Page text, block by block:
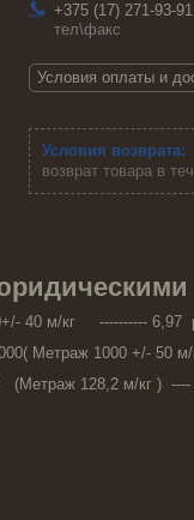
+375 (17) 271-93-91
тел\факс
Условия оплаты и
возврат товара в
40 м/кг ---------- 6,97
Метраж 1000 +/- 50 м/
(Метраж 128,2 м/кг )